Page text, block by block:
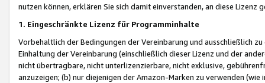
nutzen können, erklären Sie sich damit einverstanden, an diese Lizenz
1. Eingeschränkte Lizenz für Programminhalte
Vorbehaltlich der Bedingungen der Vereinbarung und ausschließlich
Einhaltung der Vereinbarung (einschließlich dieser Lizenz und der
nicht übertragbare, nicht unterlizenzierbare, nicht exklusive,
anzuzeigen; (b) nur diejenigen der Amazon-Marken zu verwenden